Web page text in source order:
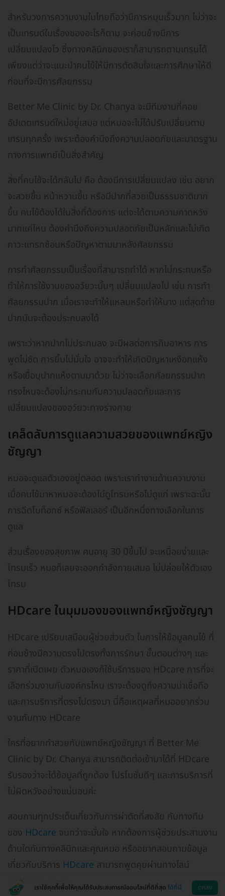
สำหรับวงการความงามในไทยถือว่ามีการหมุนเร็วมาก ไม่ว่าจะ
เป็นเทรนด์ในเรื่องของอะไรก็ตาม จะค่อนข้างมีการ
เปลี่ยนแปลงไว ซึ่งทางคลินิกของเราก็สามารถตามเทรนได้
เพียงแต่ว่าจะแนะนำคนไข้ให้มีการตัดสินใจและการศึกษาให้ดี
ก่อนที่จะมีการศัลยกรรม
Better Me Clinic by Dr. Chanya จะมีทีมงานที่คอย
อัปเดตเทรนด์ใหม่อยู่เสมอ แต่หมอจะไม่ได้ปรับเปลี่ยนตาม
เทรนทุกครั้ง เพราะต้องคำนึงถึงความปลอดภัยและมาตรฐาน
ทางการแพทย์เป็นสิ่งสำคัญ
สิ่งที่คนไข้จะได้กลับไป คือ ต้องมีการเปลี่ยนแปลง เช่น อยาก
จะสวยขึ้น หน้าหวานขึ้น หรือมีปากที่สวยเป็นธรรมชาติมาก
ขึ้น คนไข้ต้องได้ในสิ่งที่ต้องการ แต่จะได้ตามความคาดหวัง
มากแค่ไหน ต้องคำนึงถึงความปลอดภัยเป็นหลักและไม่เกิด
ภาวะแทรกซ้อนหรือปัญหาตามมาหลังศัลยกรรม
การทำศัลยกรรมเป็นเรื่องที่สามารถทำได้ หากไม่กระทบหรือ
ทำให้การใช้งานของอวัยวะนั้นๆ เปลี่ยนแปลงไป เช่น การทำ
ศัลยกรรมปาก เมื่อเราจะทำให้แหลมหรือทำให้บาง แต่สุดท้าย
ปากมันจะต้องประกบลงได้
เพราะว่าหากปากไม่ประกบลง จะมีผลต่อการกินอาหาร การ
พูดไม่ชัด การยิ้มไม่มั่นใจ อาจจะทำให้เกิดปัญหาเหงือกแห้ง
หรือเยื่อบุปากแห้งตามมาด้วย ไม่ว่าจะเลือกศัลยกรรมปาก
ทรงไหนจะต้องไม่กระทบกับความปลอดภัยและการ
เปลี่ยนแปลงของอวัยวะทางร่างกาย
เคล็ดลับการดูแลความสวยของแพทย์หญิง
ชัญญา
หมอจะดูแลตัวเองอยู่ตลอด เพราะเราทำงานด้านความงาม
เมื่อคนไข้มาหาหมอจะต้องไม่ดูโทรมหรือไม่ดูแก่ เพราะฉะนั้น
การฉีดโบท็อกซ์ หรือฟิลเลอร์ เป็นอีกหนึ่งทางเลือกในการ
ดูแล
ส่วนเรื่องของสุขภาพ คนอายุ 30 ปีขึ้นไป จะเหนื่อยง่ายและ
โทรมเร็ว หมอก็เลยจะออกกำลังกายเสมอ ไม่ปล่อยให้ตัวเอง
โทรม
HDcare ในมุมมองของแพทย์หญิงชัญญา
HDcare เปรียบเสมือนผู้ช่วยส่วนตัว ในการให้ข้อมูลคนไข้ ที่
ค่อนข้างมีความตรงไปตรงทั้งการรักษา ขั้นตอนต่างๆ และ
ราคาที่เปิดเผย ตัวหมอเองก็ใช้บริการของ HDcare การที่จะ
เลือกร่วมงานกับองค์กรไหน เราจะต้องดูถึงความน่าเชื่อถือ
และการบริการที่ตรงไปตรงมา นี่คือเหตุผลที่หมออยากร่วม
งานกับทาง HDcare
ใครที่อยากทำสวยกับแพทย์หญิงชัญญา ที่ Better Me
Clinic by Dr. Chanya สามารถติดต่อเข้ามาได้ที่ HDcare
รับรองว่าจะได้ข้อมูลที่ถูกต้อง โปรโมชั่นดีๆ และการบริการที่
ไม่ผิดหวังอย่างแน่นอนค่ะ
สอบถามทุกประเด็นเกี่ยวกับการผ่าตัดที่สงสัย กับทางทีม
ของ HDcare จนกว่าจะมั่นใจ หากต้องการผู้ช่วยประสานงาน
ด้านใดกับทางคลินิกและคุณหมอ หรืออยากสอบถามข้อมูล
เกี่ยวกับบริการ HDcare สามารถพูดคุยผ่านทางไลน์
@HDcare ได้เลย
เราใช้คุกกี้เพื่อให้คุณได้รับประสบการณ์ออนไลน์ที่ดีที่สุด ได้ที่นี่ ตกลง